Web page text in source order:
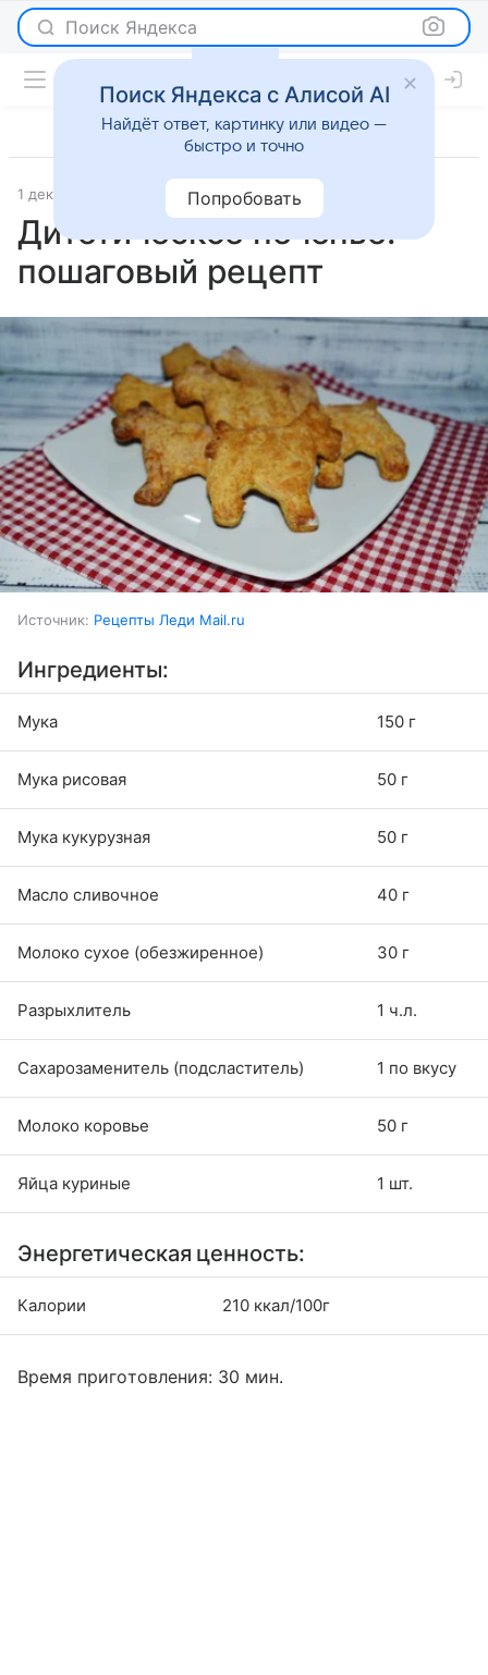
Поиск Яндекса
1 декабря 2025 Рецепты
Дитетическое печенье:
пошаговый рецепт
Источник: Рецепты Леди Mail.ru
Ингредиенты:
Мука 150 г
Мука рисовая 50 г
Мука кукурузная 50 г
Масло сливочное 40 г
Молоко сухое (обезжиренное) 30 г
Разрыхлитель 1 ч.л.
Сахарозаменитель (подсластитель) 1 по вкусу
Молоко коровье 50 г
Яйца куриные 1 шт.
Энергетическая ценность:
Калории 210 ккал/100г
Время приготовления: 30 мин.
Поиск Яндекса с Алисой AI
Найдёт ответ, картинку или видео —
быстро и точно
Попробовать